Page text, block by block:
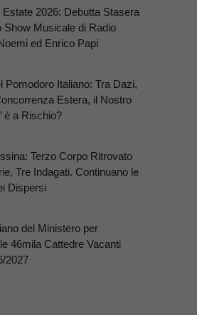
Estate 2026: Debutta Stasera
Show Musicale di Radio
ed Enrico Papi
Pomodoro Italiano: Tra Dazi,
Estera, il Nostro
è a Rischio?
Terzo Corpo Ritrovato
Tre Indagati. Continuano le
Dispersi
del Ministero per
46mila Cattedre Vacanti
2027